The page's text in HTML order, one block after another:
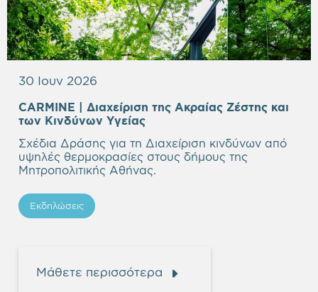
30 Ιουν 2026
CARMINE | Διαχείριση της Aκραίας Ζέστης και
των Κινδύνων Υγείας
Σχέδια Δράσης για τη Διαχείριση κινδύνων από
υψηλές θερμοκρασίες στους δήμους της
Μητροπολιτικής Αθήνας.
Εκδηλώσεις
Μάθετε περισσότερα